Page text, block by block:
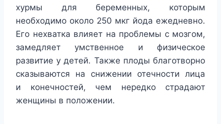
хурмы для беременных, которым
необходимо около 250 мкг йода ежедневно.
Его нехватка влияет на проблемы с мозгом,
замедляет умственное и физическое
развитие у детей. Также плоды благотворно
сказываются на снижении отечности лица
и конечностей, чем нередко страдают
женщины в положении.